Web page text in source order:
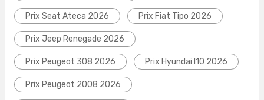
Prix Seat Ateca 2026 Prix Fiat Tipo 2026
Prix Jeep Renegade 2026
Prix Peugeot 308 2026 Prix Hyundai I10 2026
Prix Peugeot 2008 2026